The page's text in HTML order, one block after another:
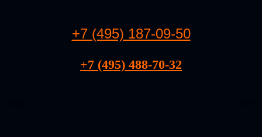
+7 (495) 187-09-50
+7 (495) 488-70-32